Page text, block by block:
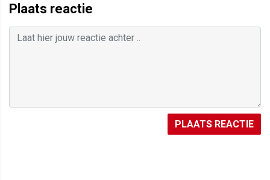
Plaats reactie
PLAATS REACTIE